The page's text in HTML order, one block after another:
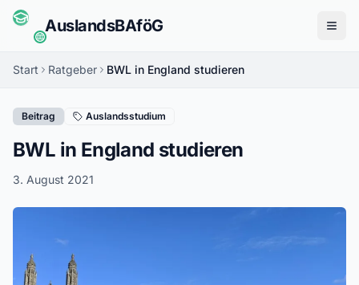
AuslandsBAföG
Start Ratgeber BWL in England studieren
Beitrag Auslandsstudium
BWL in England studieren
3. August 2021